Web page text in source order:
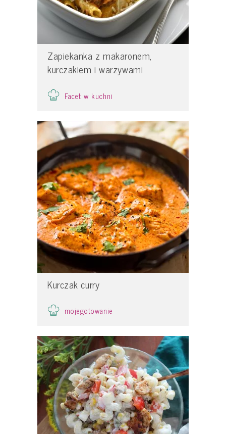
Zapiekanka z makaronem,
kurczakiem i warzywami
Facet w kuchni
Kurczak curry
mojegotowanie